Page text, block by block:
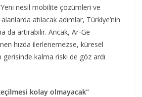
nesil mobilite çözümleri ve
atılacak adımlar, Türkiye’nin
da artırabilir. Ancak, Ar-Ge
hızda ilerlenemezse, küresel
kalma riski de göz ardı
kolay olmayacak”